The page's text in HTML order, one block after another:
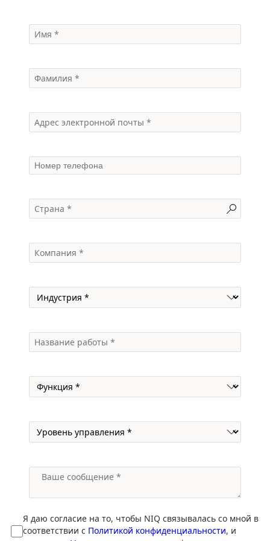
Я даю согласие на то, чтобы NIQ связывалась со мной в
соответствии с Политикой конфиденциальности, и